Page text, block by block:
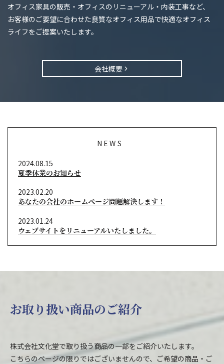
オフィス家具の販売・オフィスのリニューアル・内装工事など、
お客様のご要望に合わせた良質なオフィス用品で快適なオフィス
ライフをご提案いたします。
会社概要
NEWS
夏季休業のお知らせ
2024.08.15
あなたの会社のホームページ問題解決します！
2023.02.20
ウェブサイトをリニューアルいたしました。
2023.01.24
お取り扱い商品のご紹介
株式会社文化堂で取り扱う商品の一部をご紹介いたします。
こちらのページの限りではございませんので、ご希望の商品・ご